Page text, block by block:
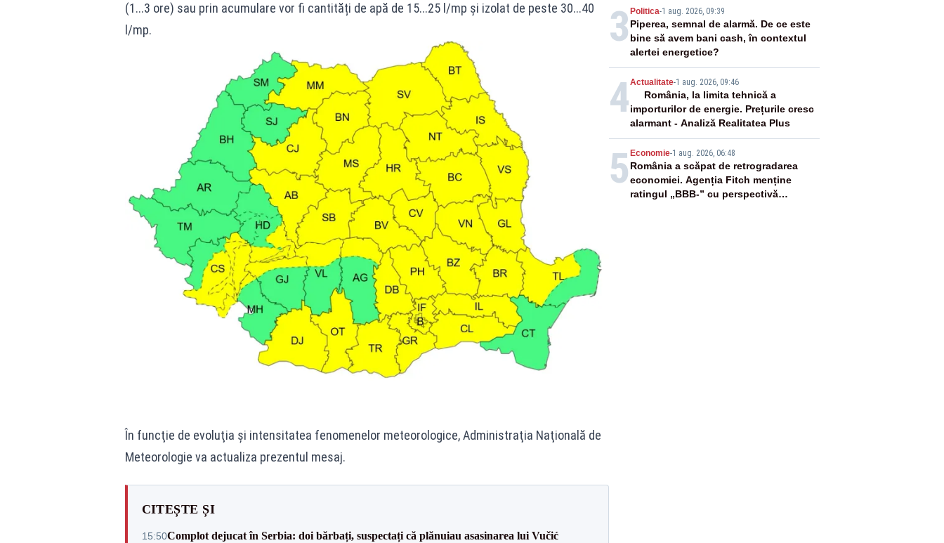
(1...3 ore) sau prin acumulare vor fi cantități de apă de 15...25 l/mp și izolat de peste 30...40
l/mp.
În funcţie de evoluţia şi intensitatea fenomenelor meteorologice, Administraţia Naţională de
Meteorologie va actualiza prezentul mesaj.
CITEȘTE ȘI
15:50Complot dejucat în Serbia: doi bărbați, suspectați că plănuiau asasinarea lui Vučić
3 Politica-1 aug. 2026, 09:39
Piperea, semnal de alarmă. De ce este
bine să avem bani cash, în contextul
alertei energetice?
4Actualitate-1 aug. 2026, 09:46
România, la limita tehnică a
importurilor de energie. Prețurile cresc
alarmant - Analiză Realitatea Plus
5 Economie-1 aug. 2026, 06:48
România a scăpat de retrogradarea
economiei. Agenția Fitch menține
ratingul „BBB-” cu perspectivă